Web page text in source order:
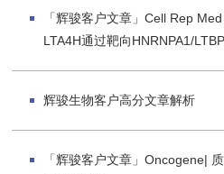
「辉骏客户文章」Cell Rep
LTA4H通过靶向HNRNPA1/
辉骏生物客户高分文章解析
「辉骏客户文章」Oncogene|